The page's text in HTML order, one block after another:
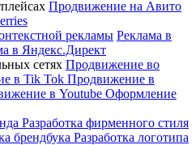
Продвижение на Авито
рекламы Реклама в
в Яндекс.Директ
сетях Продвижение во
в Tik Tok Продвижение в
в Youtube Оформление
Разработка фирменного стиля
брендбука Разработка логотипа